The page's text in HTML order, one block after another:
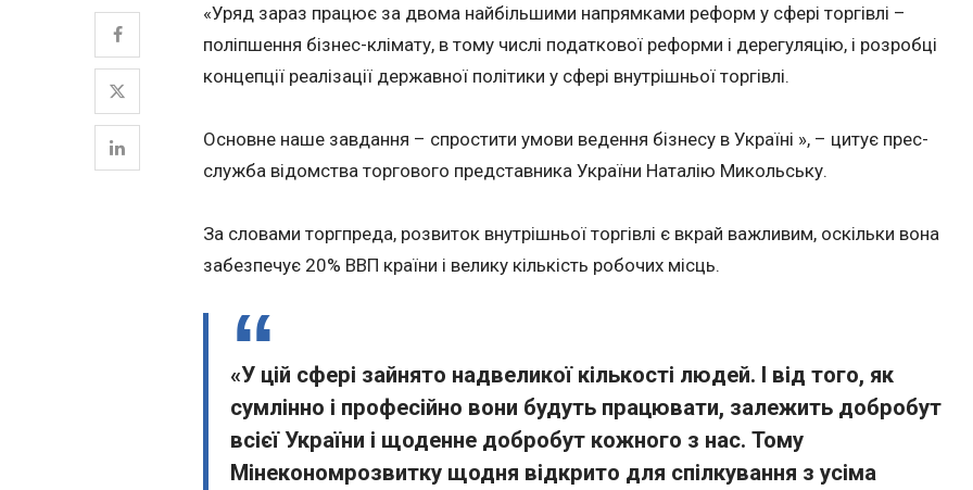
«Уряд зараз працює за двома найбільшими напрямками реформ у сфері торгівлі –
поліпшення бізнес-клімату, в тому числі податкової реформи і дерегуляцію, і розробці
концепції реалізації державної політики у сфері внутрішньої торгівлі.
Основне наше завдання – спростити умови ведення бізнесу в Україні », – цитує прес-
служба відомства торгового представника України Наталію Микольську.
За словами торгпреда, розвиток внутрішньої торгівлі є вкрай важливим, оскільки вона
забезпечує 20% ВВП країни і велику кількість робочих місць.
«У цій сфері зайнято надвеликої кількості людей. І від того, як
сумлінно і професійно вони будуть працювати, залежить добробут
всієї України і щоденне добробут кожного з нас.Тому
Мінекономрозвитку щодня відкрито для спілкування з усіма